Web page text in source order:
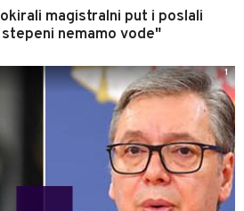
magistralni put i poslali
nemamo vode"
1